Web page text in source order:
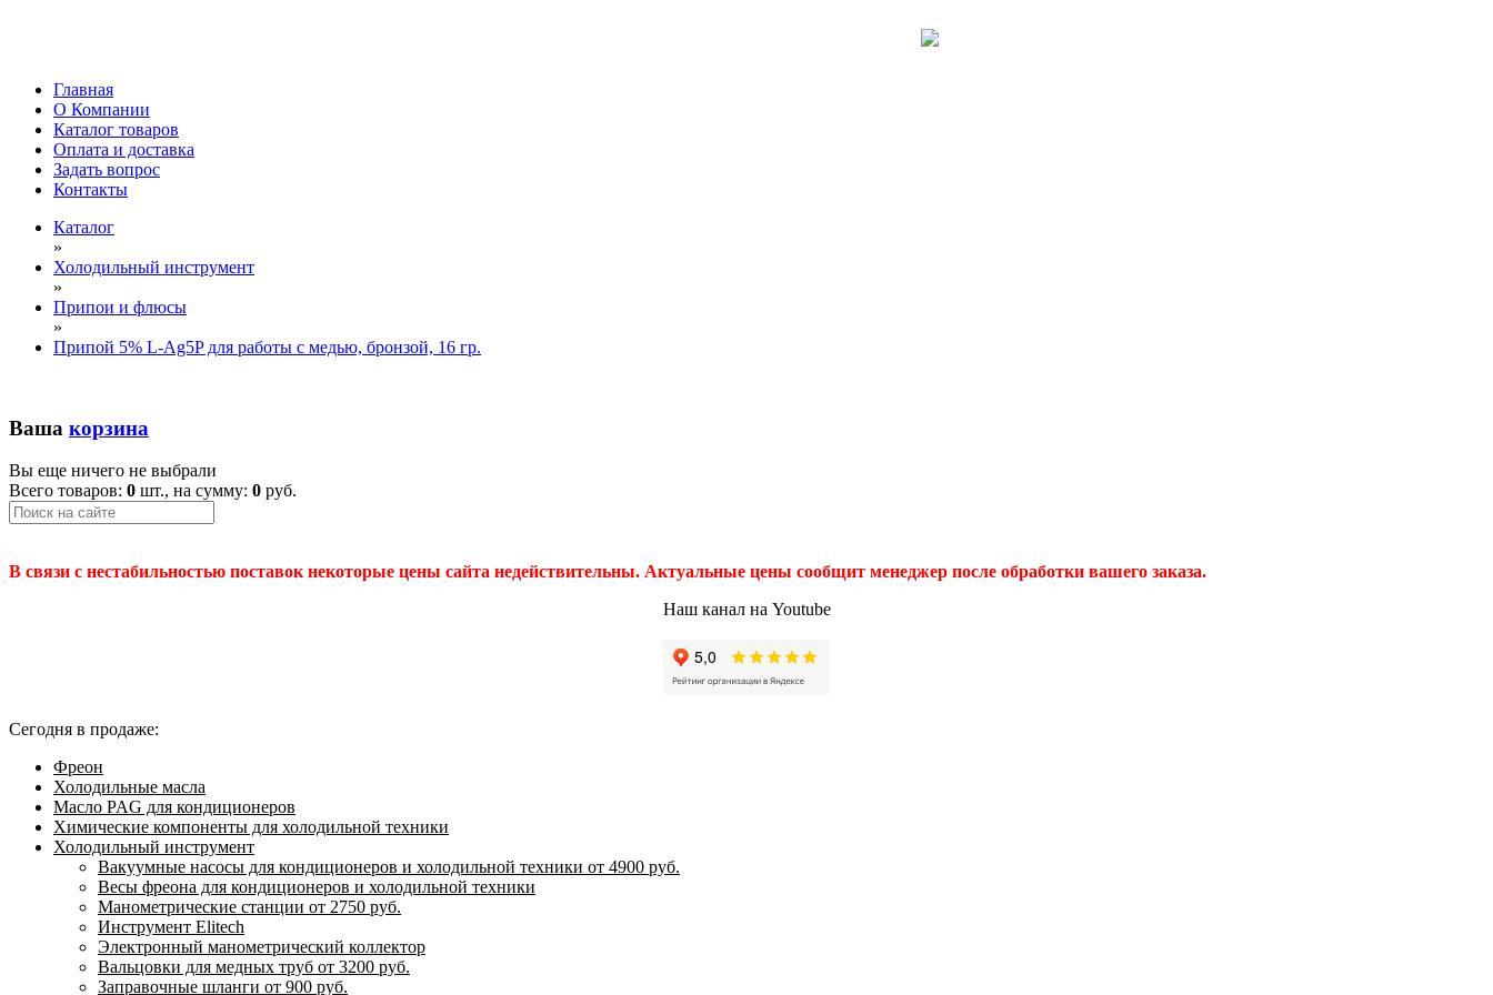
Главная
О Компании
Каталог товаров
Оплата и доставка
Задать вопрос
Контакты
Каталог
»
Холодильный инструмент
»
Припои и флюсы
»
Припой 5% L-Ag5P для работы с медью, бронзой, 16 гр.
Ваша корзина
Вы еще ничего не выбрали
Всего товаров: 0 шт., на сумму: 0 руб.
В связи с нестабильностью поставок некоторые цены сайта недействительны. Актуальные цены сообщит менеджер после обработки вашего заказа.
Наш канал на Youtube
Сегодня в продаже:
Фреон
Холодильные масла
Масло PAG для кондиционеров
Химические компоненты для холодильной техники
Холодильный инструмент
Вакуумные насосы для кондиционеров и холодильной техники от 4900 руб.
Весы фреона для кондиционеров и холодильной техники
Манометрические станции от 2750 руб.
Инструмент Elitech
Электронный манометрический коллектор
Вальцовки для медных труб от 3200 руб.
Заправочные шланги от 900 руб.